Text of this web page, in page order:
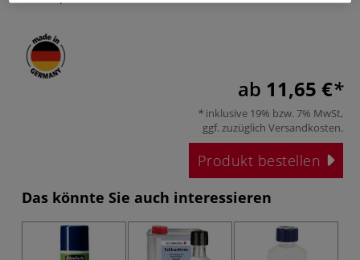
ab 11,65 €
inklusive 19% bzw. 7% MwSt,
ggf. zuzüglich Versandkosten.
Produkt bestellen
Das könnte Sie auch interessieren